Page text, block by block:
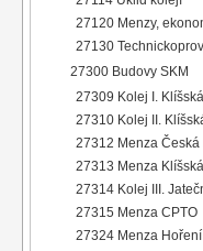
27120 Menzy,
27130
27300 Budovy SKM
27309 Kolej I. Klíšská
27310 Kolej II.
27312 Menza Česká
27313 Menza Klíšská
27314 Kolej III.
27315 Menza CPTO
27324 Menza Hoření